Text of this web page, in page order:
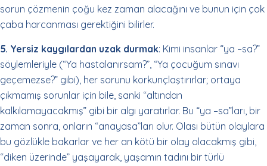
sorun çözmenin çoğu kez zaman alacağını ve bunun için çok
çaba harcanması gerektiğini bilirler.
5. Yersiz kaygılardan uzak durmak: Kimi insanlar “ya –sa?”
söylemleriyle (“Ya hastalanırsam?”, “Ya çocuğum sınavı
geçemezse?” gibi), her sorunu korkunçlaştırırlar; ortaya
çıkmamış sorunlar için bile, sanki “altından
kalkılamayacakmış” gibi bir algı yaratırlar. Bu “ya –sa”ları, bir
zaman sonra, onların “anayasa”ları olur. Olası bütün olaylara
bu gözlükle bakarlar ve her an kötü bir olay olacakmış gibi,
“diken üzerinde” yaşayarak, yaşamın tadını bir türlü